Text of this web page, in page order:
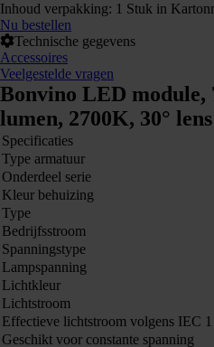
Inhoud verpakking: 1 Stuk in
Nu bestellen
Technische gegevens
Accessoires
Veelgestelde vragen
Bonvino LED module,
lumen, 2700K, 30° lens
Specificaties
Type armatuur
Onderdeel serie
Kleur behuizing
Type
Bedrijfsstroom
Spanningstype
Lampspanning
Lichtkleur
Lichtstroom
Effectieve lichtstroom volgens IEC 1
Geschikt voor constante spanning